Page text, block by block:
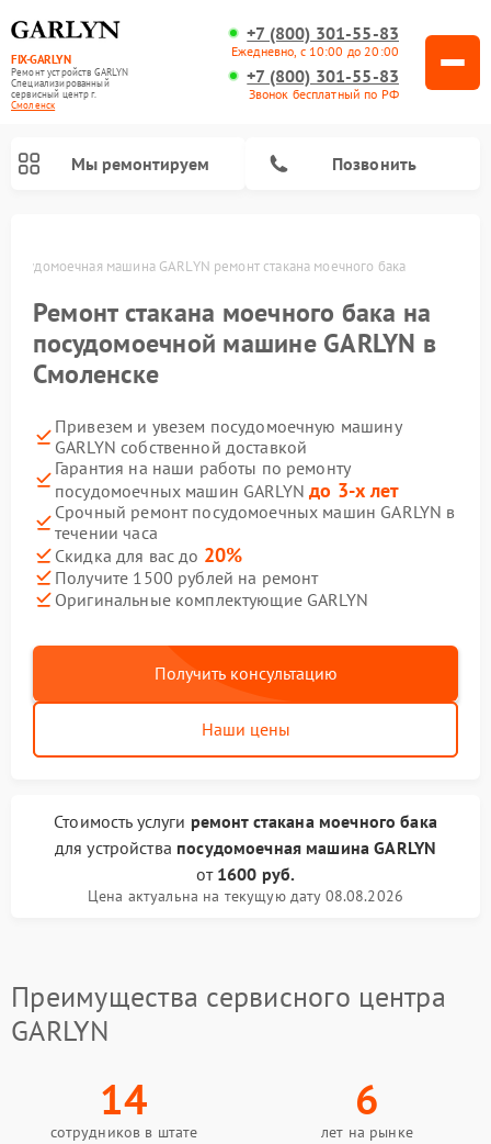
FIX-GARLYN
Ремонт устройств GARLYN
Специализированный
cервисный центр г.
Смоленск
+7 (800) 301-55-83
Ежедневно, с 10:00 до 20:00
+7 (800) 301-55-83
Звонок бесплатный по РФ
Мы ремонтируем Позвонить
Посудомоечная машина GARLYN ремонт стакана моечного бака
Ремонт стакана моечного бака на
посудомоечной машине GARLYN в
Смоленске
Привезем и увезем посудомоечную машину
GARLYN собственной доставкой
Гарантия на наши работы по ремонту
посудомоечных машин GARLYNдо 3-х лет
Срочный ремонт посудомоечных машин GARLYN в
течении часа
Скидка для вас до 20%
Получите 1500 рублей на ремонт
Оригинальные комплектующие GARLYN
Получить консультацию
Наши цены
Стоимость услуги ремонт стакана моечного бака
для устройства посудомоечная машина GARLYN
от 1600 руб.
Цена актуальна на текущую дату 08.08.2026
Преимущества сервисного центра
GARLYN
14
сотрудников в штате
6
лет на рынке